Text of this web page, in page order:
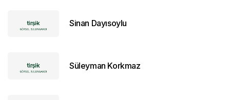
Sinan Dayısoylu
Süleyman Korkmaz